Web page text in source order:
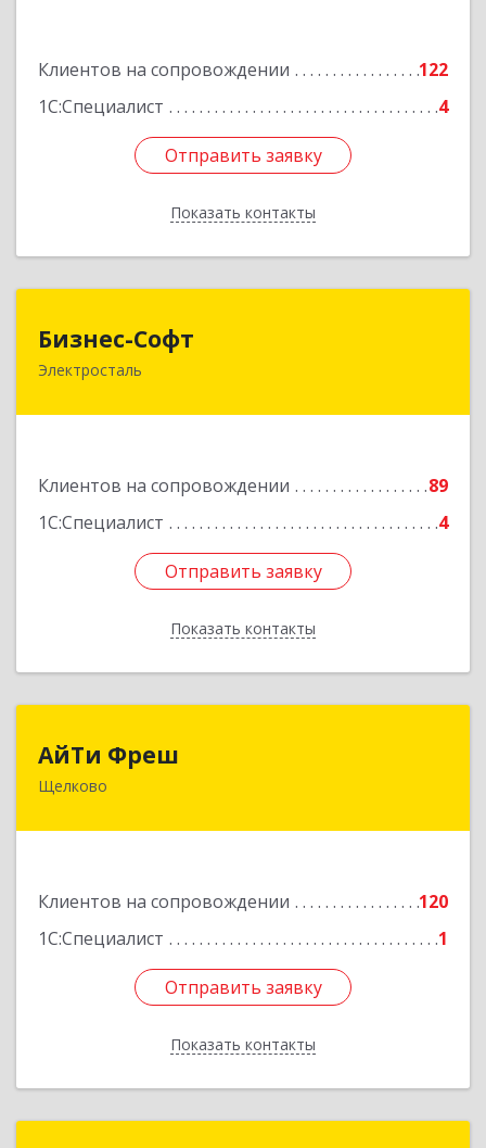
Клиентов на сопровождении
122
1С:Специалист
4
Отправить заявку
Показать контакты
Отправить заявку
Назад
Бизнес-Софт
Электросталь
Клиентов на сопровождении
89
1С:Специалист
4
Отправить заявку
Показать контакты
144000, Московская обл, Электросталь г, Карла
Отправить заявку
Назад
АйТи Фреш
Щелково
Клиентов на сопровождении
120
1С:Специалист
1
Отправить заявку
Показать контакты
141100, Московская обл, Щелково г, Городской
Отправить заявку
Назад